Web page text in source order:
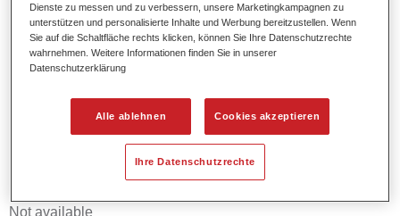
Produktmerkmale
Ermöglicht eine einfache und schnelle Verarbeitung in
1,5 Spritzgängen.
Zeigt ein hohes Deckvermögen.
Bietet hohe Farbtongenauigkeit.
Kann mit Permasolid HS Klarlack überlackiert werden.
Not available
Dienste zu messen und zu verbessern, unsere Marketingkampagnen zu
unterstützen und personalisierte Inhalte und Werbung bereitzustellen. Wenn
Sie auf die Schaltfläche rechts klicken, können Sie Ihre Datenschutzrechte
wahrnehmen. Weitere Informationen finden Sie in unserer
Datenschutzerklärung
Alle ablehnen Cookies akzeptieren
Ihre Datenschutzrechte